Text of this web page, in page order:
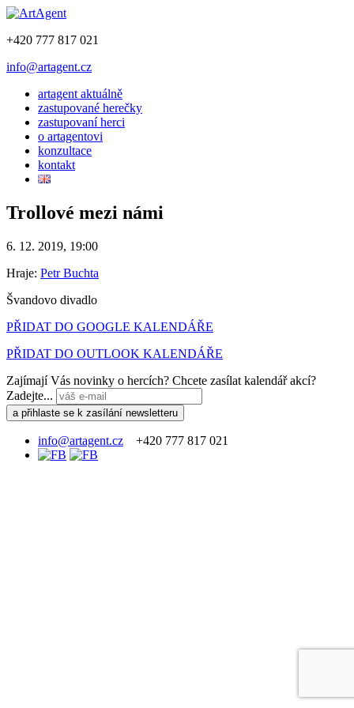
+420 777 817 021
info@artagent.cz
artagent aktuálně
zastupované herečky
zastupovaní herci
o artagentovi
konzultace
kontakt
Trollové mezi námi
6. 12. 2019, 19:00
Hraje: Petr Buchta
Švandovo divadlo
PŘIDAT DO GOOGLE KALENDÁŘE
PŘIDAT DO OUTLOOK KALENDÁŘE
Zajímají Vás novinky o hercích? Chcete zasílat kalendář akcí?
Zadejte...
info@artagent.cz +420 777 817 021